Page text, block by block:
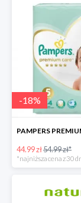
-18%
44.99 zł54.99 zł*